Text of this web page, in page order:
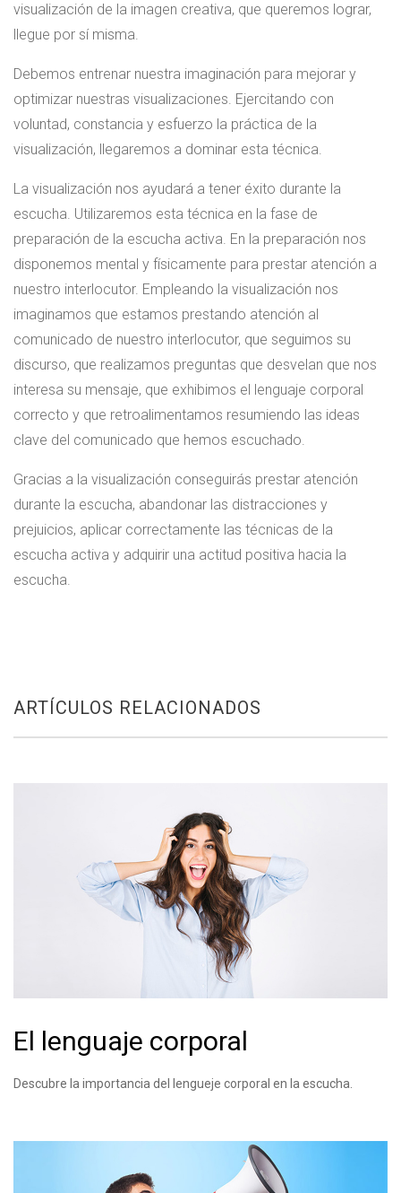
visualización de la imagen creativa, que queremos lograr,
llegue por sí misma.
Debemos entrenar nuestra imaginación para mejorar y
optimizar nuestras visualizaciones. Ejercitando con
voluntad, constancia y esfuerzo la práctica de la
visualización, llegaremos a dominar esta técnica.
La visualización nos ayudará a tener éxito durante la
escucha. Utilizaremos esta técnica en la fase de
preparación de la escucha activa. En la preparación nos
disponemos mental y físicamente para prestar atención a
nuestro interlocutor. Empleando la visualización nos
imaginamos que estamos prestando atención al
comunicado de nuestro interlocutor, que seguimos su
discurso, que realizamos preguntas que desvelan que nos
interesa su mensaje, que exhibimos el lenguaje corporal
correcto y que retroalimentamos resumiendo las ideas
clave del comunicado que hemos escuchado.
Gracias a la visualización conseguirás prestar atención
durante la escucha, abandonar las distracciones y
prejuicios, aplicar correctamente las técnicas de la
escucha activa y adquirir una actitud positiva hacia la
escucha.
ARTÍCULOS RELACIONADOS
El lenguaje corporal
Descubre la importancia del lengueje corporal en la escucha.